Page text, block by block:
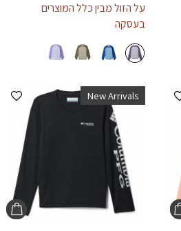
על הזול מבין כלל המוצרים
בעסקה
הוספה למועדפיםNew Arrivals